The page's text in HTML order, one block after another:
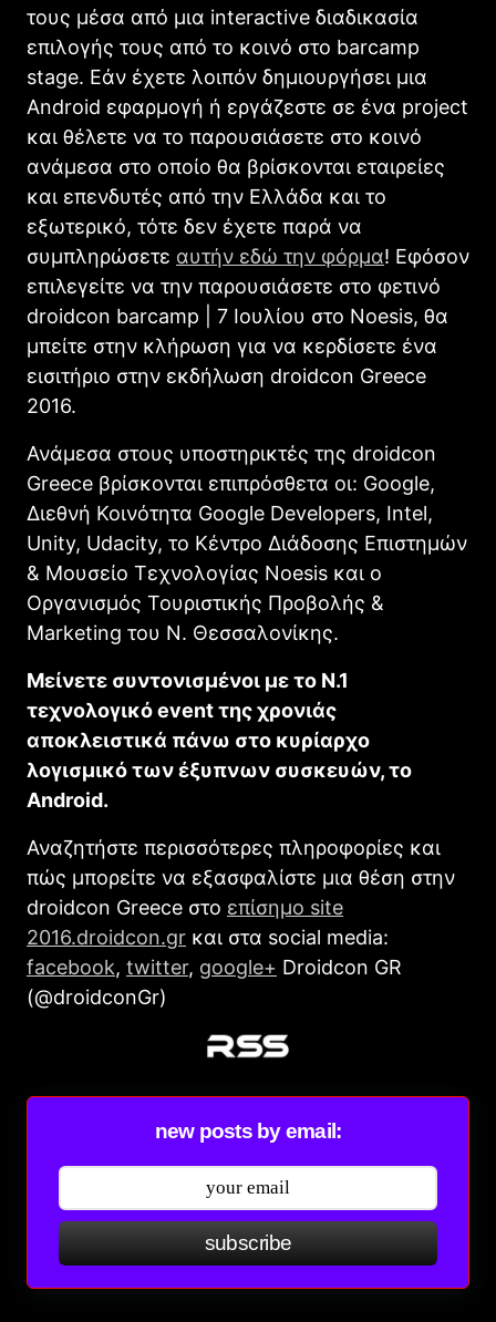
τους μέσα από μια interactive διαδικασία
επιλογής τους από το κοινό στο barcamp
stage. Εάν έχετε λοιπόν δημιουργήσει μια
Android εφαρμογή ή εργάζεστε σε ένα project
και θέλετε να το παρουσιάσετε στο κοινό
ανάμεσα στο οποίο θα βρίσκονται εταιρείες
και επενδυτές από την Ελλάδα και το
εξωτερικό, τότε δεν έχετε παρά να
συμπληρώσετε αυτήν εδώ την φόρμα! Εφόσον
επιλεγείτε να την παρουσιάσετε στο φετινό
droidcon barcamp | 7 Ιουλίου στο Noesis, θα
μπείτε στην κλήρωση για να κερδίσετε ένα
εισιτήριο στην εκδήλωση droidcon Greece
2016.
Ανάμεσα στους υποστηρικτές της droidcon
Greece βρίσκονται επιπρόσθετα οι: Google,
Διεθνή Κοινότητα Google Developers, Intel,
Unity, Udacity, το Κέντρο Διάδοσης Επιστημών
& Μουσείο Τεχνολογίας Noesis και ο
Οργανισμός Τουριστικής Προβολής &
Marketing του Ν. Θεσσαλονίκης.
Μείνετε συντονισμένοι με το Ν.1
τεχνολογικό eventτης χρονιάς
αποκλειστικά πάνω στο κυρίαρχο
λογισμικό των έξυπνων συσκευών, το
Android.
Αναζητήστε περισσότερες πληροφορίες και
πώς μπορείτε να εξασφαλίστε μια θέση στην
droidcon Greece στο επίσημο site
2016.droidcon.gr και στα social media:
facebook, twitter, google+ Droidcon GR
(@droidconGr)
new posts by email:
subscribe